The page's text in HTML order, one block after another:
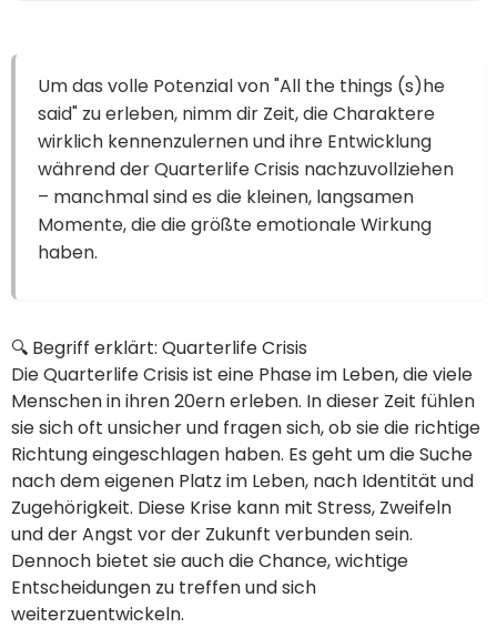
Um das volle Potenzial von "All the things (s)he
said" zu erleben, nimm dir Zeit, die Charaktere
wirklich kennenzulernen und ihre Entwicklung
während der Quarterlife Crisis nachzuvollziehen
– manchmal sind es die kleinen, langsamen
Momente, die die größte emotionale Wirkung
haben.
🔍 Begriff erklärt: Quarterlife Crisis
Die Quarterlife Crisis ist eine Phase im Leben, die viele
Menschen in ihren 20ern erleben. In dieser Zeit fühlen
sie sich oft unsicher und fragen sich, ob sie die richtige
Richtung eingeschlagen haben. Es geht um die Suche
nach dem eigenen Platz im Leben, nach Identität und
Zugehörigkeit. Diese Krise kann mit Stress, Zweifeln
und der Angst vor der Zukunft verbunden sein.
Dennoch bietet sie auch die Chance, wichtige
Entscheidungen zu treffen und sich
weiterzuentwickeln.